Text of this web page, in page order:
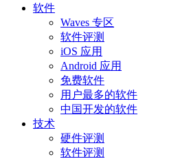
软件
Waves 专区
软件评测
iOS 应用
Android 应用
免费软件
用户最多的软件
中国开发的软件
技术
硬件评测
软件评测